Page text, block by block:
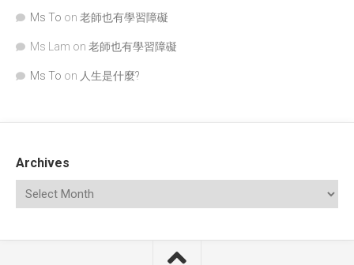
Ms To on 老師也有學習障礙
Ms Lam on 老師也有學習障礙
Ms To on 人生是什麼?
Archives